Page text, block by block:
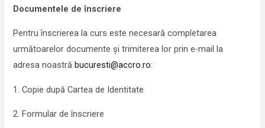
Documentele de înscriere
Pentru înscrierea la curs este necesară completarea
următoarelor documente și trimiterea lor prin e-mail la
adresa noastrăbucuresti@accro.ro:
1. Copie după Cartea de Identitate
2. Formular de înscriere